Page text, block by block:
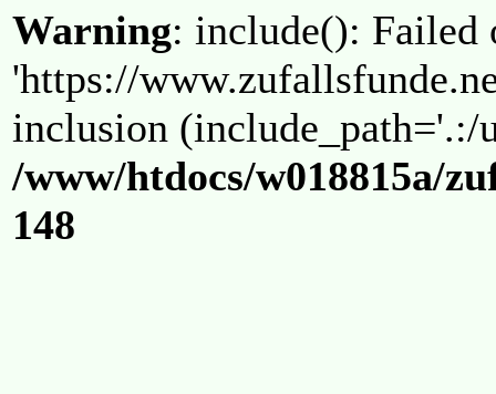
Warning: include(): Failed
'https://
inclusion (include_path='.:/
/www/htdocs/w018815a/
148